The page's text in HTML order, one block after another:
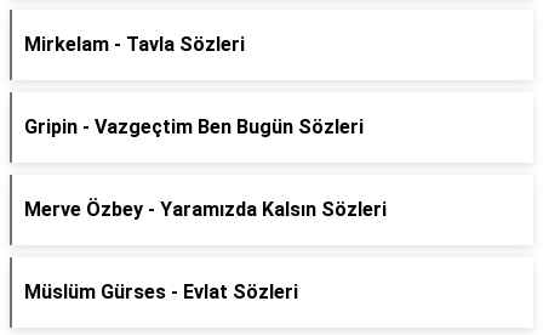
Mirkelam - Tavla Sözleri
Gripin - Vazgeçtim Ben Bugün Sözleri
Merve Özbey - Yaramızda Kalsın Sözleri
Müslüm Gürses - Evlat Sözleri